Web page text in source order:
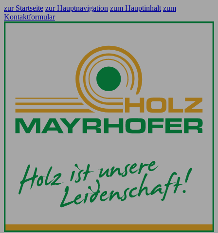
zur Startseite zur Hauptnavigation zum Hauptinhalt zum
Kontaktformular